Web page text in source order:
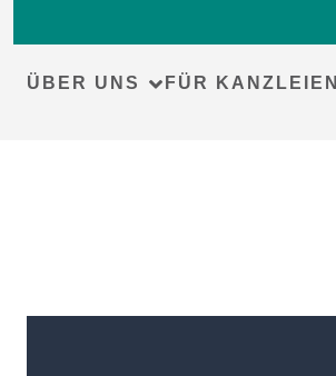
ÜBER UNS FÜR KANZLEIEN